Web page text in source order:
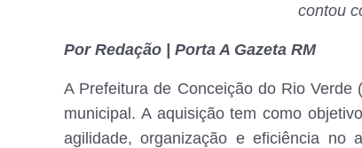
contou
Por Redação | Porta A Gazeta RM
A Prefeitura de Conceição do Rio
municipal. A aquisição tem como
agilidade, organização e eficiência no